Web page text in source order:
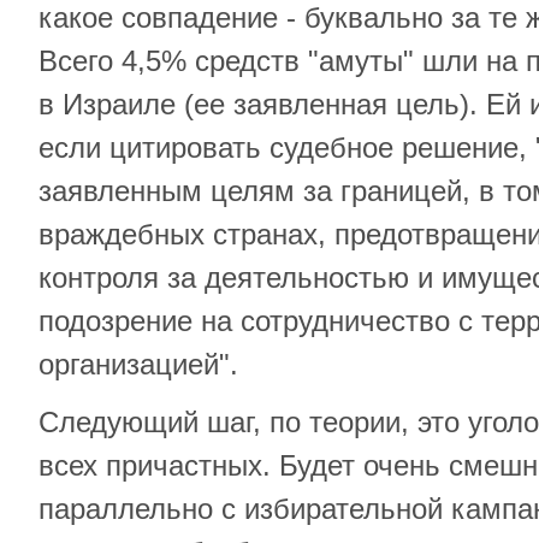
какое совпадение - буквально за
Всего 4,5% средств "амуты" шли
в Израиле (ее заявленная цель). Ей
если цитировать судебное решение,
заявленным целям за границей, в
враждебных странах,
контроля за деятельностью и
подозрение на сотрудничество с
организацией".
Следующий шаг, по теории, это
всех причастных. Будет очень
параллельно с избирательной